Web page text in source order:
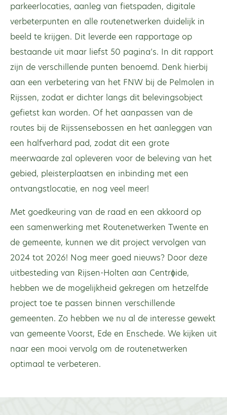
parkeerlocaties, aanleg van fietspaden, digitale
verbeterpunten en alle routenetwerken duidelijk in
beeld te krijgen. Dit leverde een rapportage op
bestaande uit maar liefst 50 pagina’s. In dit rapport
zijn de verschillende punten benoemd. Denk hierbij
aan een verbetering van het FNW bij de Pelmolen in
Rijssen, zodat er dichter langs dit belevingsobject
gefietst kan worden. Of het aanpassen van de
routes bij de Rijssensebossen en het aanleggen van
een halfverhard pad, zodat dit een grote
meerwaarde zal opleveren voor de beleving van het
gebied, pleisterplaatsen en inbinding met een
ontvangstlocatie, en nog veel meer!
Met goedkeuring van de raad en een akkoord op
een samenwerking met Routenetwerken Twente en
de gemeente, kunnen we dit project vervolgen van
2024 tot 2026! Nog meer goed nieuws? Door deze
uitbesteding van Rijsen-Holten aan Centrϕide,
hebben we de mogelijkheid gekregen om hetzelfde
project toe te passen binnen verschillende
gemeenten. Zo hebben we nu al de interesse gewekt
van gemeente Voorst, Ede en Enschede. We kijken uit
naar een mooi vervolg om de routenetwerken
optimaal te verbeteren.